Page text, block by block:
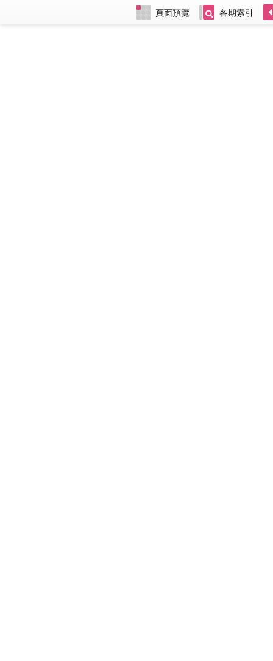
頁面預覽 各期索引